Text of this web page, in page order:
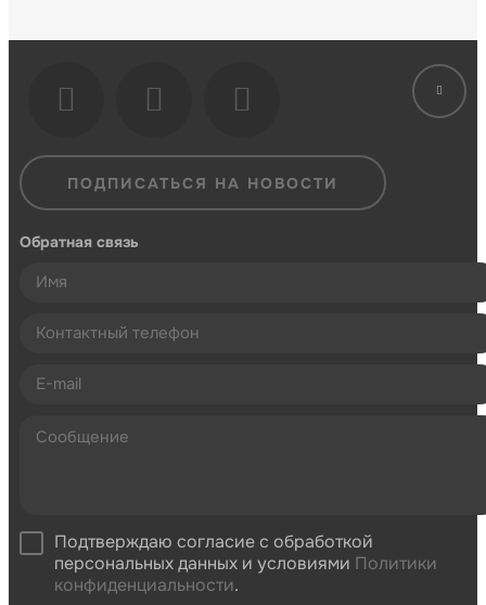
ПОДПИСАТЬСЯ НА НОВОСТИ
Обратная связь
Подтверждаю согласие с обработкой
персональных данных и условиями Политики
конфиденциальности.